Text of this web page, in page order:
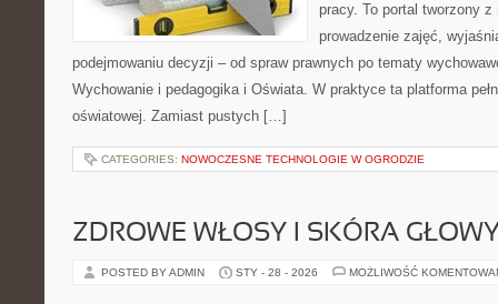
pracy. To portal tworzony
prowadzenie zajęć,
podejmowaniu decyzji – od spraw prawnych po tematy
Wychowanie i pedagogika i Oświata. W praktyce ta platforma
oświatowej. Zamiast pustych […]
CATEGORIES: NOWOCZESNE TECHNOLOGIE W OGRODZIE
ZDROWE WŁOSY I SKÓRA
POSTED BY ADMIN STY - 28 - 2026 MOŻLIWOŚĆ